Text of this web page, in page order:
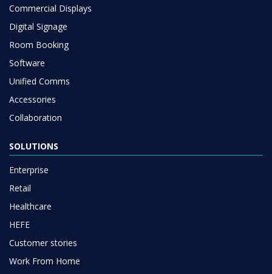
Commercial Displays
Digital Signage
Room Booking
Software
Unified Comms
Accessories
Collaboration
SOLUTIONS
Enterprise
Retail
Healthcare
HEFE
Customer stories
Work From Home